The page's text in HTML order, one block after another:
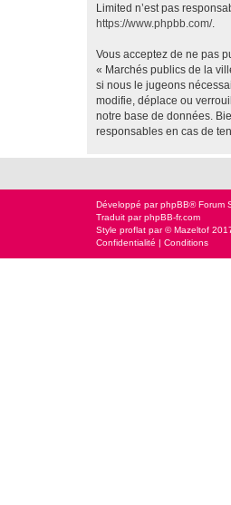
Limited n’est pas
https://www.phpbb.com/.
Vous acceptez de ne pas
« Marchés publics de la
si nous le jugeons
modifie, déplace ou
notre base de données.
responsables en cas de
Développé parphpBB® Forum
Traduit parphpBB-fr.com
Style proflat par ©Mazeltof
Confidentialité | Conditions